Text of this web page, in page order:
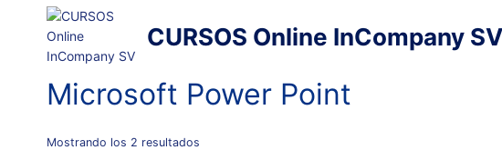
contenido
CURSOS Online InCompany SV
Microsoft Power Point
Mostrando los 2 resultados